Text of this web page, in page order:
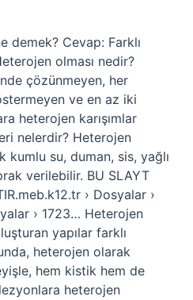
demek? Cevap: Farklı
olması nedir?
çözünmeyen, her
ve en az iki
heterojen karışımlar
nelerdir? Heterojen
kumlu su, duman, sis, yağlı
verilebilir. BU SLAYT
› Dosyalar ›
› 1723… Heterojen
yapılar farklı
heterojen olarak
hem kistik hem de
heterojen